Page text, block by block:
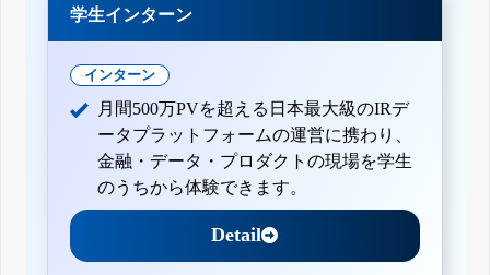
学生インターン
インターン
月間500万PVを超える日本最大級のIRデ
ータプラットフォームの運営に携わり、
金融・データ・プロダクトの現場を学生
のうちから体験できます。
Detail